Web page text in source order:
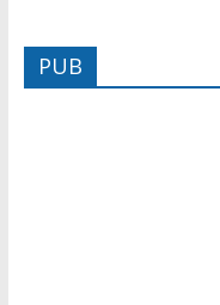
PUB